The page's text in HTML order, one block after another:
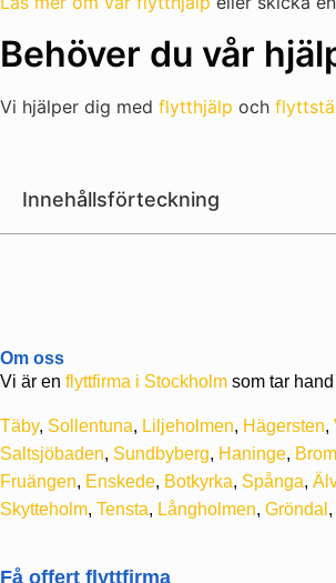
Behöver du vår
Vi hjälper dig med flytthjälp och
Innehållsförteckning
Om oss
Vi är en flyttfirma i Stockholm som tar
Täby, Sollentuna, Liljeholmen, Hägersten,
Saltsjöbaden, Sundbyberg, Haninge,
Fruängen, Enskede, Botkyrka, Spånga,
Skytteholm, Tensta, Långholmen, Gröndal ,
Få offert flyttfirma